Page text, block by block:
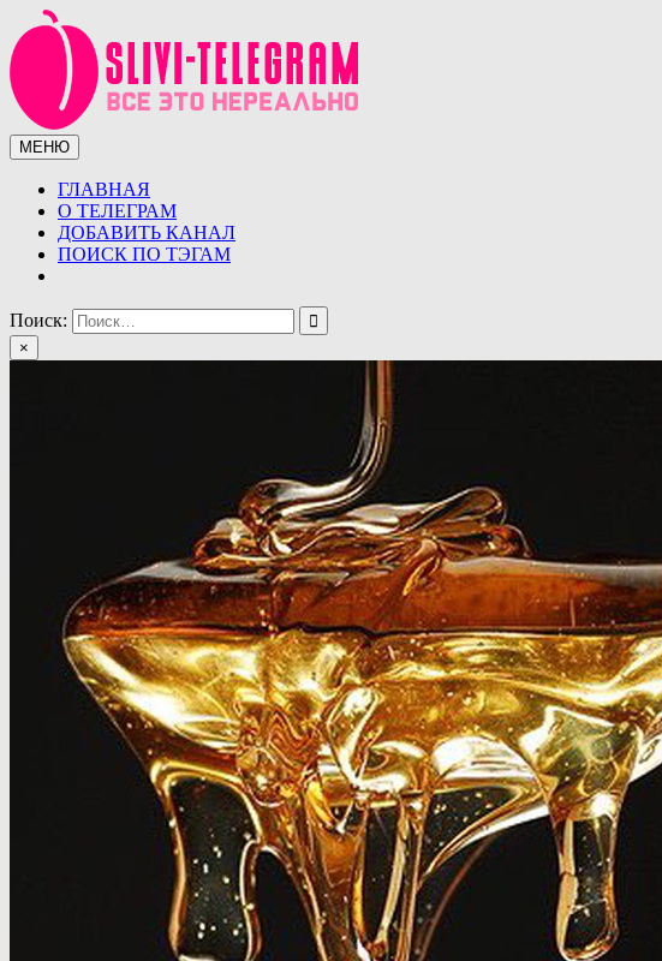
Перейти
к
содержимому
Сливы телеграмм (telegram)
Сливы ТГ (telegram) от курсов до слив знаменитостей. Уникальная база слив ТГ
МЕНЮ
ГЛАВНАЯ
О ТЕЛЕГРАМ
ДОБАВИТЬ КАНАЛ
ПОИСК ПО ТЭГАМ
Поиск:
×